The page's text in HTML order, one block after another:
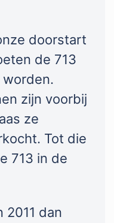
doorstart
de 713
worden.
zijn voorbij
ze
Tot die
713 in de
2011 dan